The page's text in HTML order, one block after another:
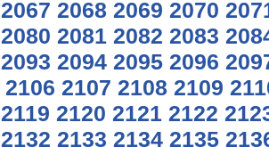
2067 2068 2069 2070
2080 2081 2082 2083
2093 2094 2095 2096
2106 2107 2108 2109
2119 2120 2121 2122
2132 2133 2134 2135